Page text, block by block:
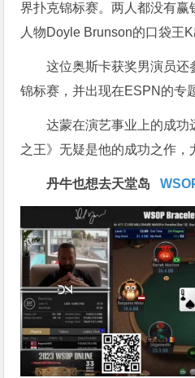
界扑克锦标赛。两人都没有
人物Doyle Brunson的口袋王K
这位奥斯卡获奖男演员
锦标赛，并出现在ESPN的专
达蒙在演艺事业上的成功
之王》无疑是他的成功之作，
丹牛也想去天堂岛